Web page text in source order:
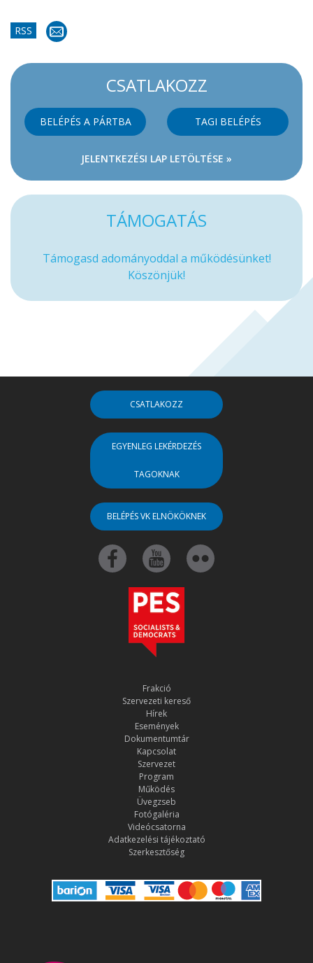
RSS
CSATLAKOZZ
BELÉPÉS A PÁRTBA TAGI BELÉPÉS
JELENTKEZÉSI LAP LETÖLTÉSE »
TÁMOGATÁS
Támogasd adományoddal a működésünket!
Köszönjük!
CSATLAKOZZ
EGYENLEG LEKÉRDEZÉS
TAGOKNAK
BELÉPÉS VK ELNÖKÖKNEK
Frakció
Szervezeti kereső
Hírek
Események
Dokumentumtár
Kapcsolat
Szervezet
Program
Működés
Üvegzseb
Fotógaléria
Videócsatorna
Adatkezelési tájékoztató
Szerkesztőség